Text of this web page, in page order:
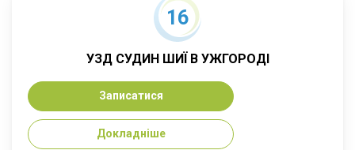
16
УЗД СУДИН ШИЇ В УЖГОРОДІ
Записатися
Докладніше